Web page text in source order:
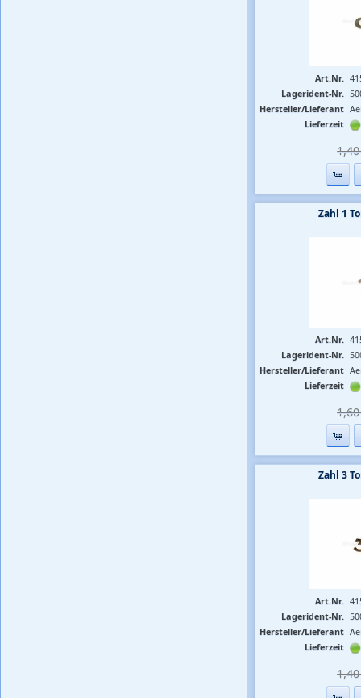
Art.Nr.
Lagerident-Nr.
Hersteller/Lieferant
Lieferzeit
1,40
Zahl 1
Art.Nr.
Lagerident-Nr.
Hersteller/Lieferant
Lieferzeit
1,60
Zahl 3
Art.Nr.
Lagerident-Nr.
Hersteller/Lieferant
Lieferzeit
1,40